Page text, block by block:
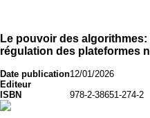
Le pouvoir des
régulation des plateformes
Date publication12/01/2026
Editeur
ISBN
978-2-38651-274-2